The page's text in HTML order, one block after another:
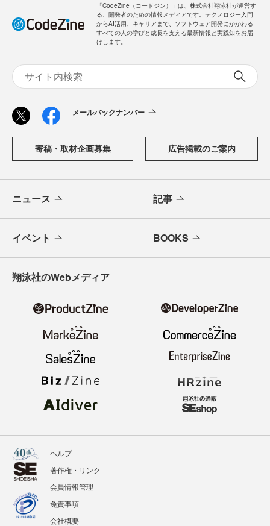
「CodeZine（コードジン）」は、株式会社翔泳社が運営す
る、開発者のための情報メディアです。テクノロジー入門
からAI活用、キャリアまで、ソフトウェア開発にかかわる
すべての人の学びと成長を支える最新情報と実践知をお届
けします。
メールバックナンバー
寄稿・取材企画募集 広告掲載のご案内
ニュース 記事
イベント BOOKS
翔泳社のWebメディア
ヘルプ
著作権・リンク
会員情報管理
免責事項
会社概要